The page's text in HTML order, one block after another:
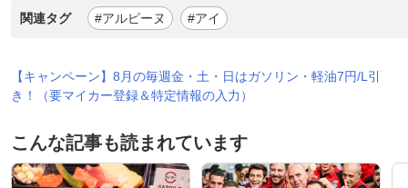
関連タグ #アルピーヌ #アイ
【キャンペーン】8月の毎週金・土・日はガソリン・軽油7円/L引
き！（要マイカー登録＆特定情報の入力）
こんな記事も読まれています